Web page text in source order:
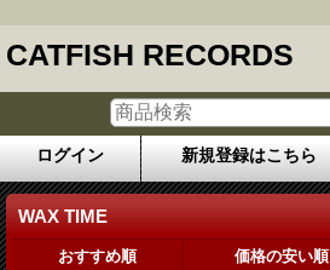
CATFISH RECORDS
ログイン 新規登録はこちら
WAX TIME
おすすめ順 価格の安い順